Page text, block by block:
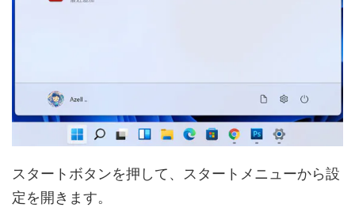
スタートボタンを押して、スタートメニューから設
定を開きます。